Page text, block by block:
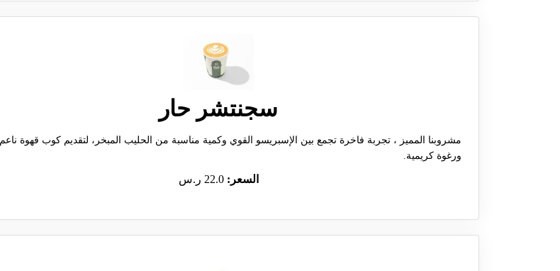
سجنتشر حار
مشروبنا المميز ، تجربة فاخرة تجمع بين الإسبريسو القوي وكمية مناسبة من الحليب المبخر، لتقديم كوب قهوة ناعم
ورغوة كريمية.
السعر:22.0 ر.س